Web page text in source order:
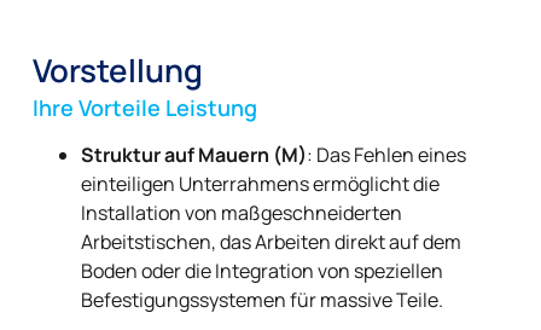
Vorstellung
Ihre Vorteile Leistung
Struktur auf Mauern (M): Das Fehlen eines
einteiligen Unterrahmens ermöglicht die
Installation von maßgeschneiderten
Arbeitstischen, das Arbeiten direkt auf dem
Boden oder die Integration von speziellen
Befestigungssystemen für massive Teile.